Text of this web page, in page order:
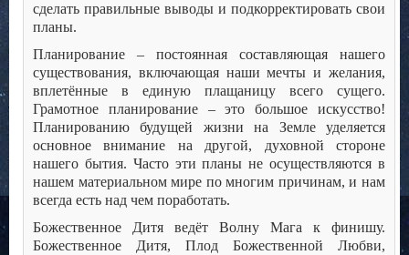
сделать правильные выводы и подкорректировать свои
планы.
Планирование – постоянная составляющая нашего
существования, включающая наши мечты и желания,
вплетённые в единую плащаницу всего сущего.
Грамотное планирование – это большое искусство!
Планированию будущей жизни на Земле уделяется
основное внимание на другой, духовной стороне
нашего бытия. Часто эти планы не осуществляются в
нашем материальном мире по многим причинам, и нам
всегда есть над чем поработать.
Божественное Дитя ведёт Волну Мага к финишу.
Божественное Дитя, Плод Божественной Любви,